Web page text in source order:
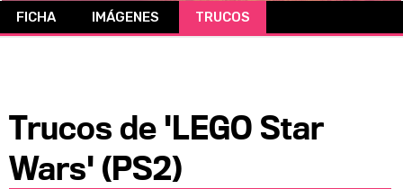
FICHA IMÁGENES TRUCOS
Trucos de 'LEGO Star
Wars' (PS2)